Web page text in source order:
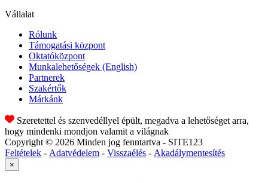
Vállalat
Rólunk
Támogatási központ
Oktatóközpont
Munkalehetőségek (English)
Partnerek
Szakértők
Márkánk
Szeretettel és szenvedéllyel épült, megadva a lehetőséget arra,
hogy mindenki mondjon valamit a világnak
Copyright © 2026 Minden jog fenntartva - SITE123
Feltételek - Adatvédelem - Visszaélés - Akadálymentesítés
×